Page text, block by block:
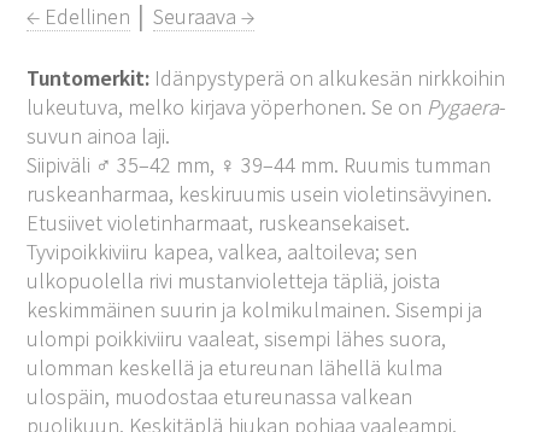
← Edellinen │Seuraava →
Tuntomerkit: Idänpystyperä on alkukesän nirkkoihin
lukeutuva, melko kirjava yöperhonen. Se on Pygaera-
suvun ainoa laji.
Siipiväli ♂ 35–42 mm, ♀ 39–44 mm. Ruumis tumman
ruskeanharmaa, keskiruumis usein violetinsävyinen.
Etusiivet violetinharmaat, ruskeansekaiset.
Tyvipoikkiviiru kapea, valkea, aaltoileva; sen
ulkopuolella rivi mustanvioletteja täpliä, joista
keskimmäinen suurin ja kolmikulmainen. Sisempi ja
ulompi poikkiviiru vaaleat, sisempi lähes suora,
ulomman keskellä ja etureunan lähellä kulma
ulospäin, muodostaa etureunassa valkean
puolikuun. Keskitäplä hiukan pohjaa vaaleampi.